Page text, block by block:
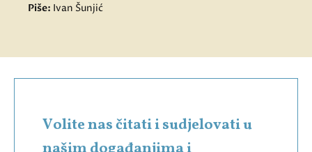
Piše: Ivan Šunjić
Volite nas čitati i sudjelovati u